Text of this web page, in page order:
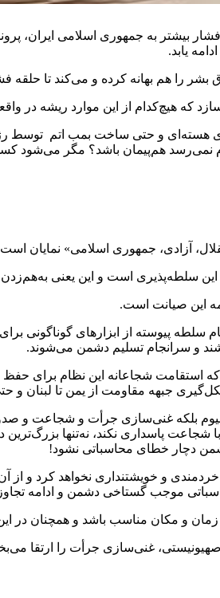
فشار بیشتر به جمهوری اسلامی ایران،
یابد.
را هم بهانه کرده و می‌کند تا حلقه
که هیچ‌کدام از این موارد ریشه در
هسته‌ای و حتی ساخت بمب اتم
نمی‌رسد هم‌پیمان باشد؟ مگر می‌شود
آزادی، جمهوری اسلامی» نمایان
سلطه‌پذیری است و این یعنی
این صیانت است.
پیوسته از ابزارهای گوناگونی برای
و سرانجام تسلیم دشمن می‌شوند.
شجاعانه این نظام برای حفظ
جبهه مقاومت از یمن تا لبنان و
بلکه غنی‌سازی جرأت و شجاعت و
دچار خطای محاسباتی نشود!
و خویشتنداری نخواهد کرد و از
موجب گستاخی دشمن و ادامه
و مکان مناسب باشد‌ و همچنان در
غنی‌سازی جرأت را ارتقا